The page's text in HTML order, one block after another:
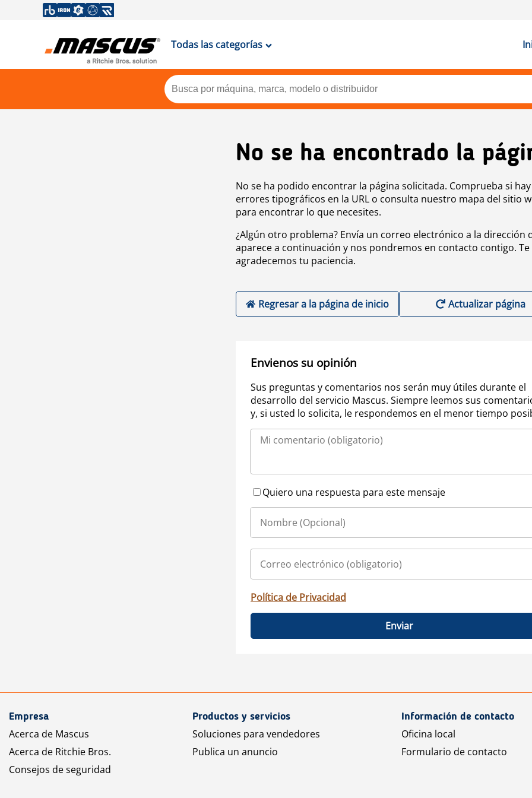
Todas las categorías
No se ha encontrado la
No se ha podido encontrar la página solicitada. Comprueba si hay
errores tipográficos en la URL o consulta nuestro mapa del sitio
para encontrar lo que necesites.
¿Algún otro problema? Envía un correo electrónico a la dirección
aparece a continuación y nos pondremos en contacto contigo. Te
agradecemos tu paciencia.
Regresar a la página de inicio Actualizar página
Envienos su opinión
Sus preguntas y comentarios nos serán muy útiles durante el
desarrollo del servicio Mascus. Siempre leemos sus
y, si usted lo solicita, le respondemos en el menor tiempo
Quiero una respuesta para este mensaje
Política de Privacidad
Enviar
Empresa
Acerca de Mascus
Acerca de Ritchie Bros.
Consejos de seguridad
Productos y servicios
Soluciones para vendedores
Publica un anuncio
Información de contacto
Oficina local
Formulario de contacto